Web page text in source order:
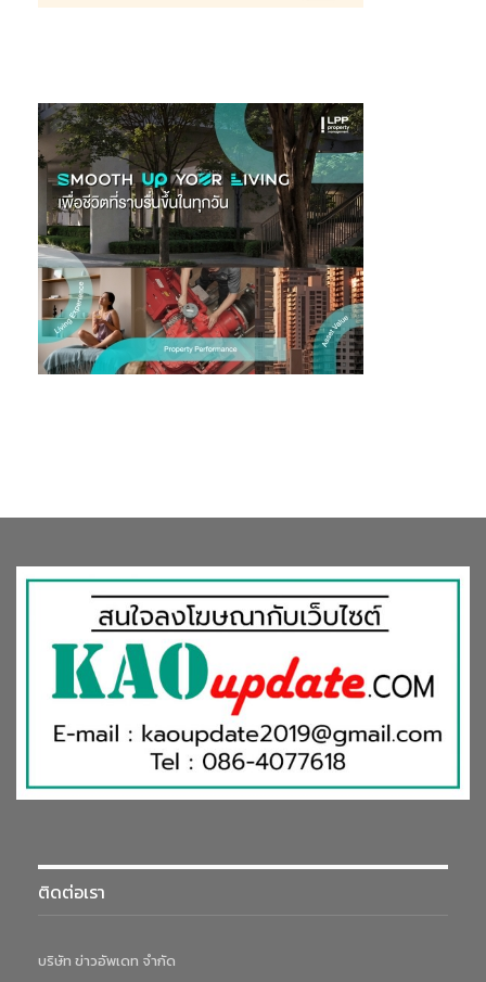
ติดต่อเรา
บริษัท ข่าวอัพเดท จำกัด